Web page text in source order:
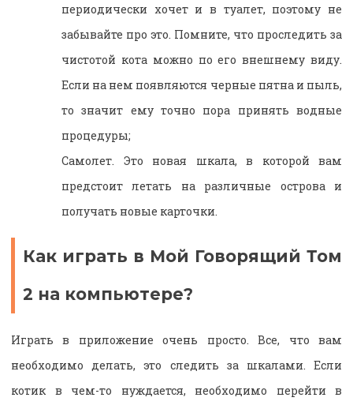
периодически хочет и в туалет, поэтому не
забывайте про это. Помните, что проследить за
чистотой кота можно по его внешнему виду.
Если на нем появляются черные пятна и пыль,
то значит ему точно пора принять водные
процедуры;
Самолет. Это новая шкала, в которой вам
предстоит летать на различные острова и
получать новые карточки.
Как играть в Мой Говорящий Том
2 на компьютере?
Играть в приложение очень просто. Все, что вам
необходимо делать, это следить за шкалами. Если
котик в чем-то нуждается, необходимо перейти в